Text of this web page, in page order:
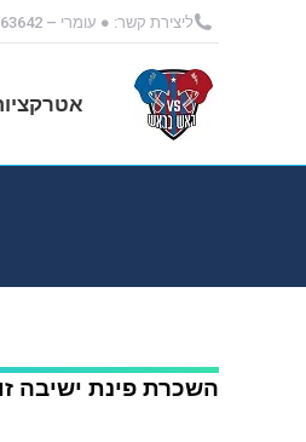
ליצירת קשר: ● עומרי – 0528663642 ● עמנואל – 0527972650
השכרת פינת ישיבה